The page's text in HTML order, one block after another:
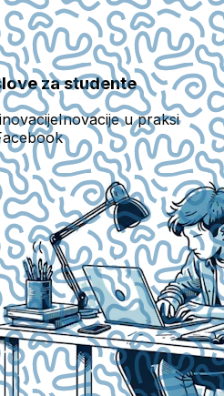
za studente
Inovacije u praksi